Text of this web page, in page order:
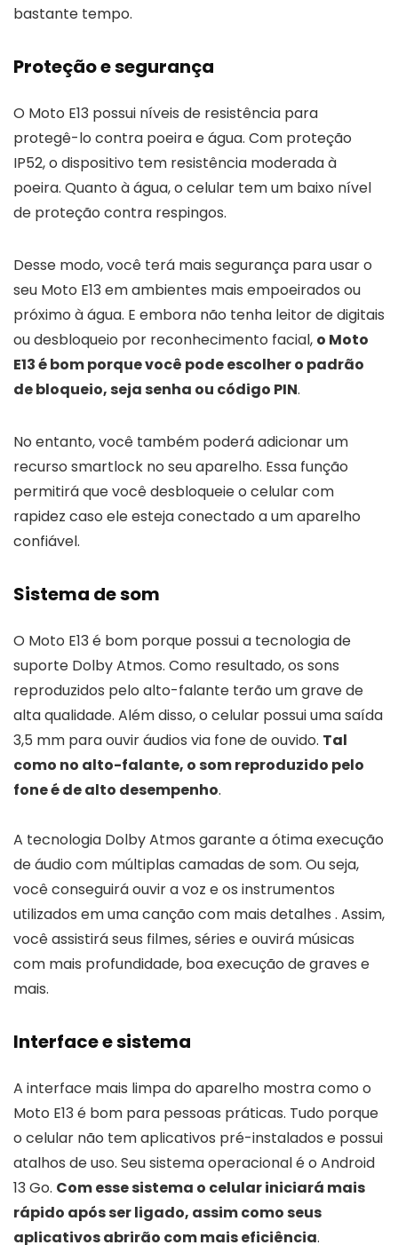
bastante tempo.
Proteção e segurança
O Moto E13 possui níveis de resistência para
protegê-lo contra poeira e água. Com proteção
IP52, o dispositivo tem resistência moderada à
poeira. Quanto à água, o celular tem um baixo nível
de proteção contra respingos.
Desse modo, você terá mais segurança para usar o
seu Moto E13 em ambientes mais empoeirados ou
próximo à água. E embora não tenha leitor de digitais
ou desbloqueio por reconhecimento facial, o Moto
E13 é bom porque você pode escolher o padrão
de bloqueio, seja senha ou código PIN.
No entanto, você também poderá adicionar um
recurso smartlock no seu aparelho. Essa função
permitirá que você desbloqueie o celular com
rapidez caso ele esteja conectado a um aparelho
confiável.
Sistema de som
O Moto E13 é bom porque possui a tecnologia de
suporte Dolby Atmos. Como resultado, os sons
reproduzidos pelo alto-falante terão um grave de
alta qualidade. Além disso, o celular possui uma saída
3,5 mm para ouvir áudios via fone de ouvido. Tal
como no alto-falante, o som reproduzido pelo
fone é de alto desempenho.
A tecnologia Dolby Atmos garante a ótima execução
de áudio com múltiplas camadas de som. Ou seja,
você conseguirá ouvir a voz e os instrumentos
utilizados em uma canção com mais detalhes . Assim,
você assistirá seus filmes, séries e ouvirá músicas
com mais profundidade, boa execução de graves e
mais.
Interface e sistema
A interface mais limpa do aparelho mostra como o
Moto E13 é bom para pessoas práticas. Tudo porque
o celular não tem aplicativos pré-instalados e possui
atalhos de uso. Seu sistema operacional é o Android
13 Go. Com esse sistema o celular iniciará mais
rápido após ser ligado, assim como seus
aplicativos abrirão com mais eficiência.